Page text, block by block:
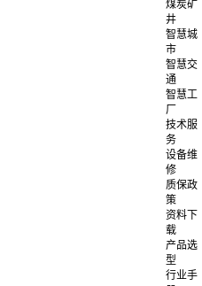
煤炭矿
井
智慧城
市
智慧交
通
智慧工
厂
技术服
务
设备维
修
质保政
策
资料下
载
产品选
型
行业手